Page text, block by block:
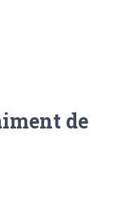
de